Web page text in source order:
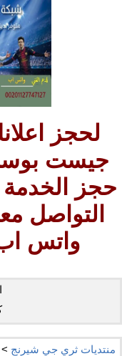
لحجز
جيست
حجز
التواصل
واتس اب
منتديات ثري جي شيرنج >